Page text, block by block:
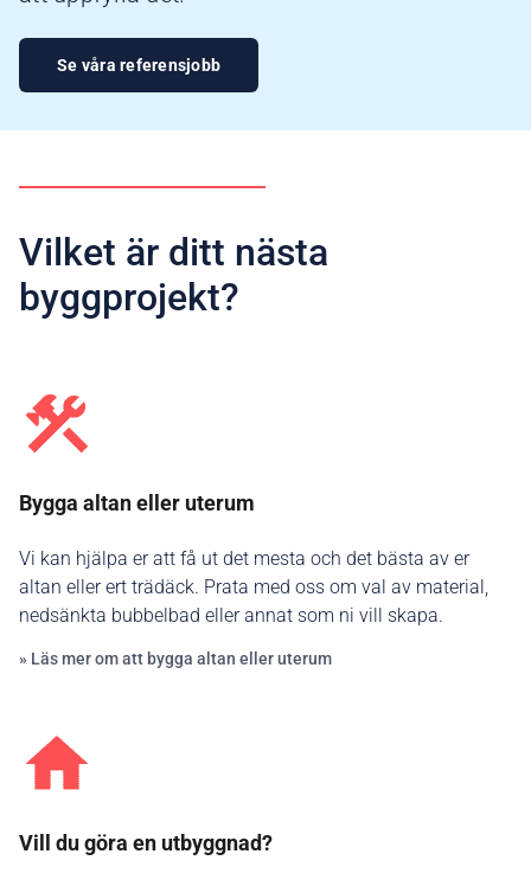
Se våra referensjobb
Vilket är ditt nästa
byggprojekt?
Bygga altan eller uterum
Vi kan hjälpa er att få ut det mesta och det bästa av er
altan eller ert trädäck. Prata med oss om val av material,
nedsänkta bubbelbad eller annat som ni vill skapa.
» Läs mer om att bygga altan eller uterum
Vill du göra en utbyggnad?